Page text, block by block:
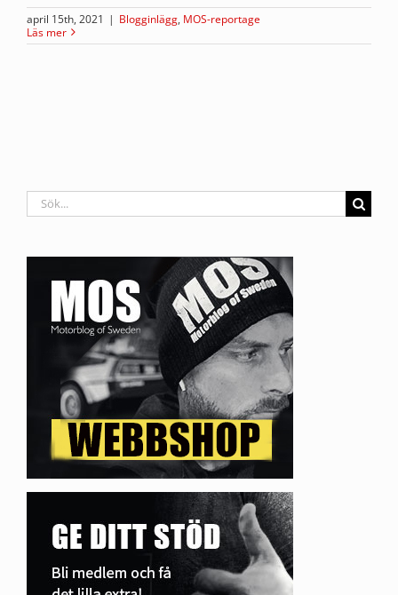
april 15th, 2021 | Blogginlägg, MOS-reportage
Läs mer
Sök
efter: